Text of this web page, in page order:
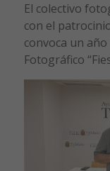
El colectivo
con el
convoca un
Fotográfico